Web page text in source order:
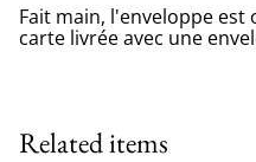
Fait main, l'enveloppe est
carte livrée avec une
Related items